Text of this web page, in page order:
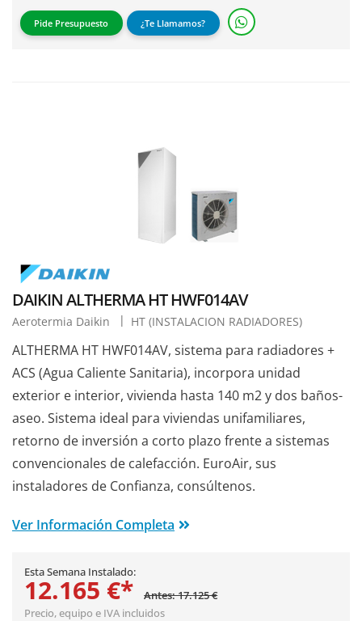
Pide Presupuesto ¿Te Llamamos?
DAIKIN ALTHERMA HT HWF014AV
Aerotermia Daikin HT (INSTALACION RADIADORES)
ALTHERMA HT HWF014AV, sistema para radiadores +
ACS (Agua Caliente Sanitaria), incorpora unidad
exterior e interior, vivienda hasta 140 m2 y dos baños-
aseo. Sistema ideal para viviendas unifamiliares,
retorno de inversión a corto plazo frente a sistemas
convencionales de calefacción. EuroAir, sus
instaladores de Confianza, consúltenos.
Ver Información Completa
Esta Semana Instalado:
12.165 €*
Antes: 17.125 €
Precio, equipo e IVA incluidos